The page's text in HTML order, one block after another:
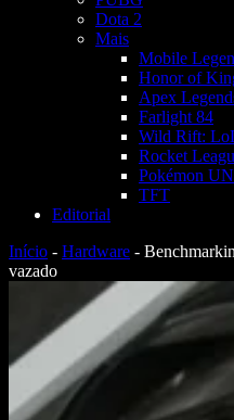
Dota 2
Mais
Mobile
Honor of
Apex
Farlight 84
Wild Rift:
Rocket
Pokémon
TFT
Editorial
Início - Hardware -
vazado